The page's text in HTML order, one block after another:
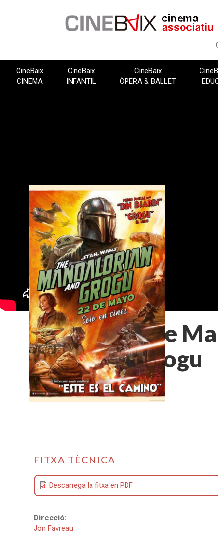
CineBaix
CINEMA
CineBaix
INFANTIL
CineBaix
ÒPERA & BALLET
The
Grogu
FITXA TÈCNICA
Descarrega la fitxa en PDF
Direcció:
Jon Favreau